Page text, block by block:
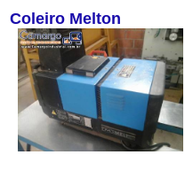
Coleiro Melton